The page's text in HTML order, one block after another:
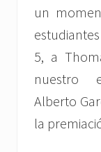
un
5, a
nuestro
Alberto
la